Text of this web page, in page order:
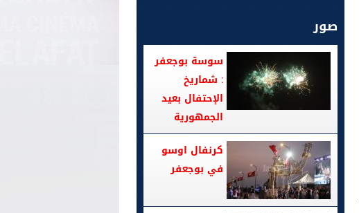
صور
سوسة بوجعفر
: شماريخ
الإحتفال بعيد
الجمهورية
كرنفال اوسو
في بوجعفر